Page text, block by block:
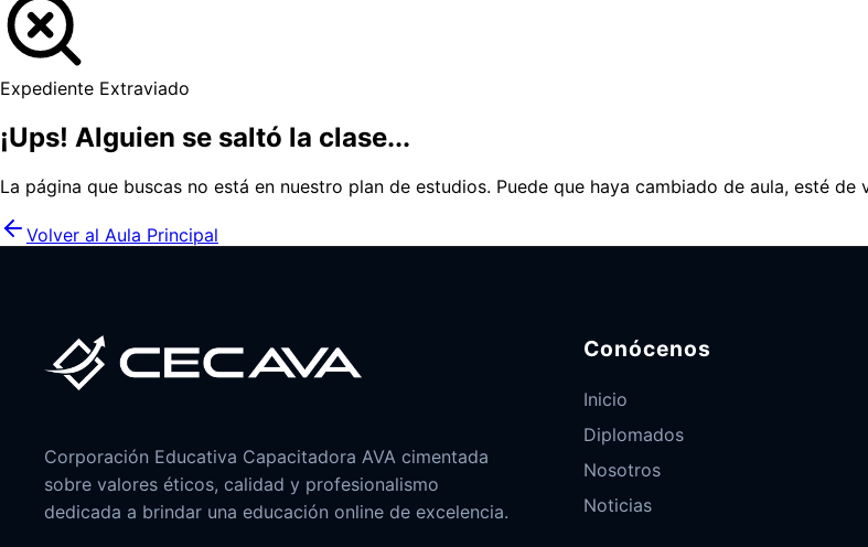
Expediente Extraviado
¡Ups! Alguien se saltó la clase...
La página que buscas no está en nuestro plan de estudios. Puede que haya cambiado de aula, esté
Volver al Aula Principal
Corporación Educativa Capacitadora AVA cimentada
sobre valores éticos, calidad y profesionalismo
dedicada a brindar una educación online de excelencia.
Conócenos
Inicio
Diplomados
Nosotros
Noticias